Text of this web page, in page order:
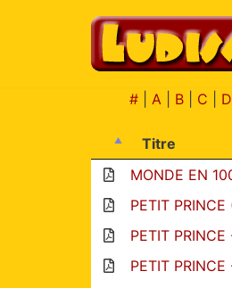
#| A| B| C D
Titre
MONDE EN
PETIT PRINCE
PETIT PRINCE
PETIT